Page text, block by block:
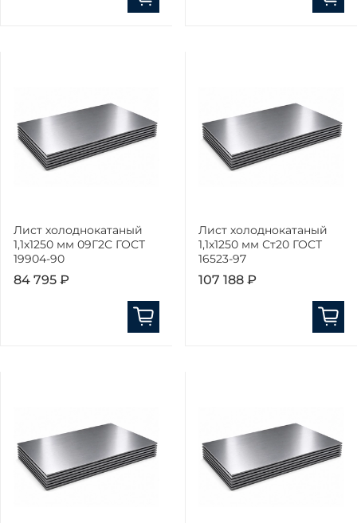
Лист холоднокатаный
1,1х1250 мм 09Г2С ГОСТ
19904-90
84 795 ₽
Лист холоднокатаный
1,1х1250 мм Ст20 ГОСТ
16523-97
107 188 ₽